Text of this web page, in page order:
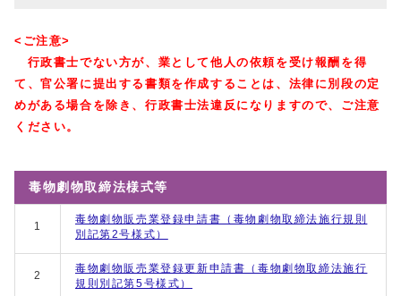
<ご注意>
行政書士でない方が、業として他人の依頼を受け報酬を得
て、官公署に提出する書類を作成することは、法律に別段の定
めがある場合を除き、行政書士法違反になりますので、ご注意
ください。
毒物劇物取締法様式等
1
毒物劇物販売業登録申請書（毒物劇物取締法施行規則
別記第2号様式）
2
毒物劇物販売業登録更新申請書（毒物劇物取締法施行
規則別記第5号様式）